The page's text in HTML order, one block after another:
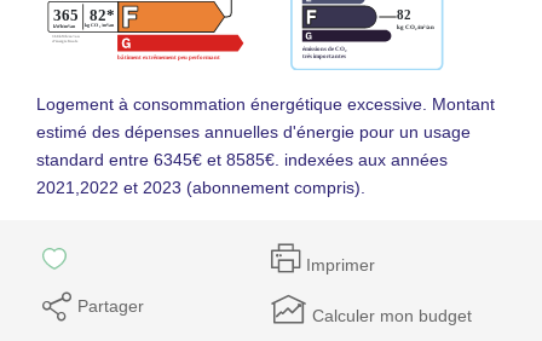
Logement à consommation énergétique excessive. Montant
estimé des dépenses annuelles d'énergie pour un usage
standard entre 6345€ et 8585€. indexées aux années
2021,2022 et 2023 (abonnement compris).
Imprimer
Partager Calculer mon budget